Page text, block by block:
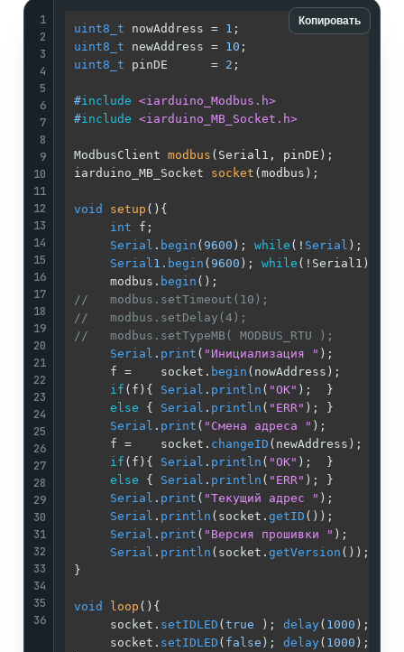
Копировать
1
2
3
4
5
6
7
8
9
10
11
12
13
14
15
16
17
18
19
20
21
22
23
24
25
26
27
28
29
30
31
32
33
34
35
36
uint8_t nowAddress = 1 ;
uint8_t newAddress = 10 ;
uint8_t pinDE      = 2 ;
#include <iarduino_Modbus.h>
#include <iarduino_MB_Socket.h>
ModbusClient modbus (Serial1, pinDE) ;
iarduino_MB_Socket socket (modbus) ;
void
setup () {
int f;
Serial . begin ( 9600 ); while (! Serial );
Serial1. begin ( 9600 ); while (!Serial1);
     modbus.
begin ();
//   modbus.setTimeout(10);                 //
//   modbus.setDelay(4);                    //
//   modbus.setTypeMB( MODBUS_RTU );        //
Serial . print ( "Инициализация " );
     f =    socket.
begin (nowAddress);
if (f){ Serial . println ( "OK" );  }
else { Serial . println ( "ERR" ); }
Serial . print ( "Смена адреса " );
     f =    socket.
changeID (newAddress);
if (f){ Serial . println ( "OK" );  }
else { Serial . println ( "ERR" ); }
Serial . print ( "Текущий адрес " );
Serial . println (socket. getID ());
Serial . print ( "Версия прошивки " );
Serial . println (socket. getVersion ());
}
void
loop () {
     socket.
setIDLED ( true ); delay( 1000 );
     socket.
setIDLED ( false ); delay( 1000 );